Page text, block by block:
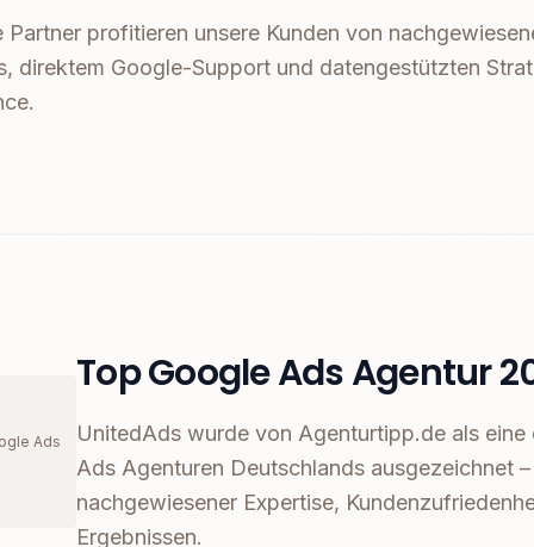
profitieren unsere Kunden von
direktem Google-Support und datengestützten
Ads
Top Google Ads Agentur
UnitedAds wurde von Agenturtipp.de als eine
Ads Agenturen Deutschlands ausgezeichnet
nachgewiesener Expertise,
Ergebnissen.